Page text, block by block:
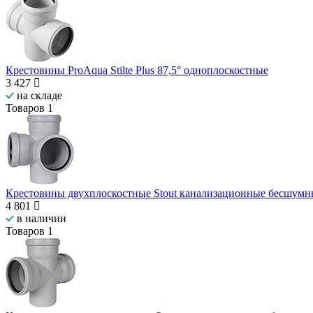
Крестовины ProAqua Stilte Plus 87,5° одноплоскостные
3 427
на складе
Товаров 1
Крестовины двухплоскостные Stout канализационные
4 801
в наличии
Товаров 1